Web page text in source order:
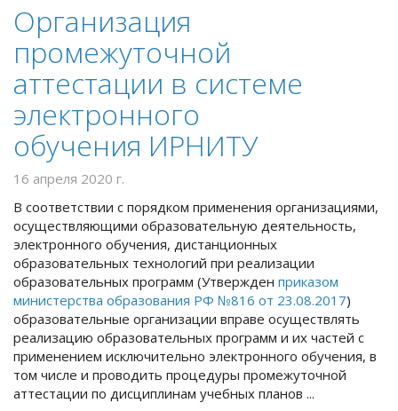
Организация
промежуточной
аттестации в системе
электронного
обучения ИРНИТУ
16 апреля 2020 г.
В соответствии с порядком применения организациями,
осуществляющими образовательную деятельность,
электронного обучения, дистанционных
образовательных технологий при реализации
образовательных программ (Утвержден приказом
министерства образования РФ №816 от 23.08.2017)
образовательные организации вправе осуществлять
реализацию образовательных программ и их частей с
применением исключительно электронного обучения, в
том числе и проводить процедуры промежуточной
аттестации по дисциплинам учебных планов ...